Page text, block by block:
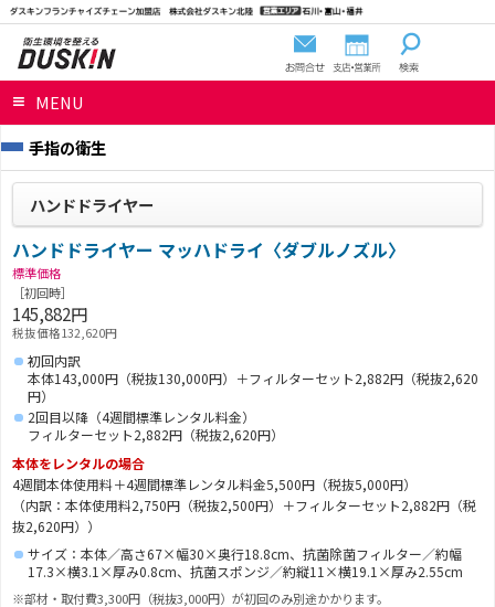
MENU
手指の衛生
ハンドドライヤー
ハンドドライヤー マッハドライ〈ダブルノズル〉
標準価格
［初回時］
145,882円
税抜価格132,620円
初回内訳
本体143,000円（税抜130,000円）＋フィルターセット2,882円（税抜2,620
円）
2回目以降（4週間標準レンタル料金）
フィルターセット2,882円（税抜2,620円）
本体をレンタルの場合
4週間本体使用料＋4週間標準レンタル料金5,500円（税抜5,000円）
（内訳：本体使用料2,750円（税抜2,500円）＋フィルターセット2,882円（税
抜2,620円））
サイズ：本体／高さ67×幅30×奥行18.8cm、抗菌除菌フィルター／約幅
17.3×横3.1×厚み0.8cm、抗菌スポンジ／約縦11×横19.1×厚み2.55cm
※部材・取付費3,300円（税抜3,000円）が初回のみ別途かかります。